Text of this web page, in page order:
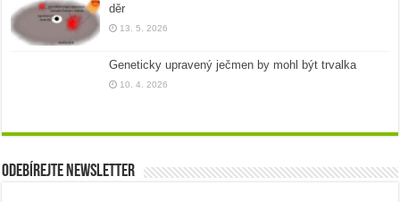
děr
13. 5. 2026
Geneticky upravený ječmen by mohl být trvalka
10. 4. 2026
Odebírejte newsletter